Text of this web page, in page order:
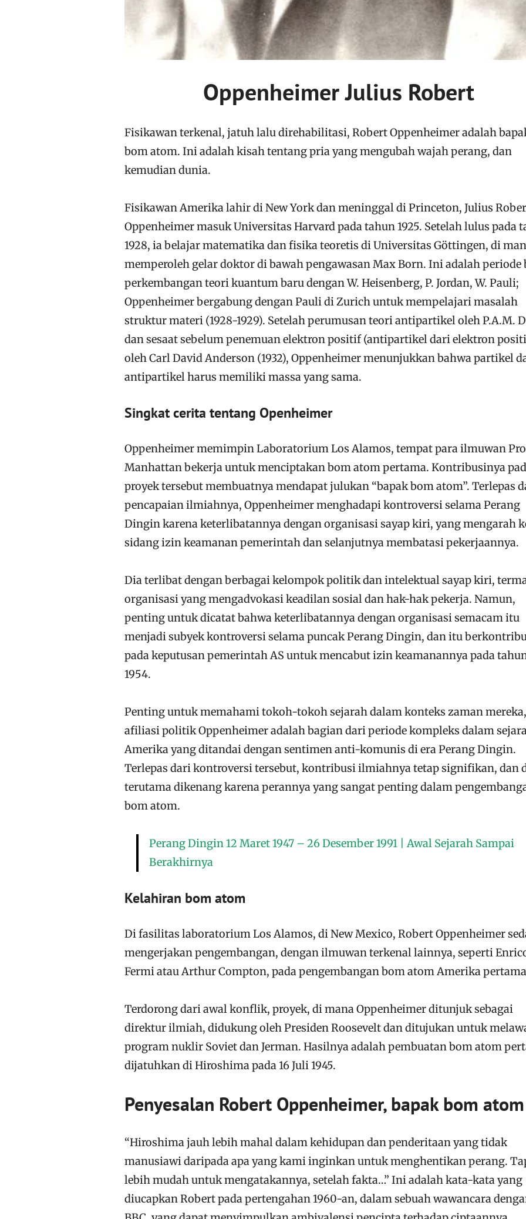
Oppenheimer Julius Robert
Fisikawan terkenal, jatuh lalu direhabilitasi, Robert Oppenheimer adalah
bom atom. Ini adalah kisah tentang pria yang mengubah wajah perang, dan
kemudian dunia.
Fisikawan Amerika lahir di New York dan meninggal di Princeton, Julius
Oppenheimer masuk Universitas Harvard pada tahun 1925. Setelah lulus pada
1928, ia belajar matematika dan fisika teoretis di Universitas Göttingen, di
memperoleh gelar doktor di bawah pengawasan Max Born. Ini adalah periode
perkembangan teori kuantum baru dengan W. Heisenberg, P. Jordan, W. Pauli;
Oppenheimer bergabung dengan Pauli di Zurich untuk mempelajari masalah
struktur materi (1928-1929). Setelah perumusan teori antipartikel oleh P.A.M.
dan sesaat sebelum penemuan elektron positif (antipartikel dari elektron
oleh Carl David Anderson (1932), Oppenheimer menunjukkan bahwa partikel
antipartikel harus memiliki massa yang sama.
Singkat cerita tentang Openheimer
Oppenheimer memimpin Laboratorium Los Alamos, tempat para ilmuwan
Manhattan bekerja untuk menciptakan bom atom pertama. Kontribusinya
proyek tersebut membuatnya mendapat julukan “bapak bom atom”. Terlepas
pencapaian ilmiahnya, Oppenheimer menghadapi kontroversi selama Perang
Dingin karena keterlibatannya dengan organisasi sayap kiri, yang mengarah
sidang izin keamanan pemerintah dan selanjutnya membatasi pekerjaannya.
Dia terlibat dengan berbagai kelompok politik dan intelektual sayap kiri,
organisasi yang mengadvokasi keadilan sosial dan hak-hak pekerja. Namun,
penting untuk dicatat bahwa keterlibatannya dengan organisasi semacam itu
menjadi subyek kontroversi selama puncak Perang Dingin, dan itu
pada keputusan pemerintah AS untuk mencabut izin keamanannya pada
1954.
Penting untuk memahami tokoh-tokoh sejarah dalam konteks zaman
afiliasi politik Oppenheimer adalah bagian dari periode kompleks dalam
Amerika yang ditandai dengan sentimen anti-komunis di era Perang Dingin.
Terlepas dari kontroversi tersebut, kontribusi ilmiahnya tetap signifikan, dan
terutama dikenang karena perannya yang sangat penting dalam
bom atom.
Perang Dingin 12 Maret 1947 – 26 Desember 1991 | Awal Sejarah Sampai
Berakhirnya
Kelahiran bom atom
Di fasilitas laboratorium Los Alamos, di New Mexico, Robert Oppenheimer
mengerjakan pengembangan, dengan ilmuwan terkenal lainnya, seperti
Fermi atau Arthur Compton, pada pengembangan bom atom Amerika
Terdorong dari awal konflik, proyek, di mana Oppenheimer ditunjuk sebagai
direktur ilmiah, didukung oleh Presiden Roosevelt dan ditujukan untuk
program nuklir Soviet dan Jerman. Hasilnya adalah pembuatan bom atom
dijatuhkan di Hiroshima pada 16 Juli 1945.
Penyesalan Robert Oppenheimer, bapak bom atom
“Hiroshima jauh lebih mahal dalam kehidupan dan penderitaan yang tidak
manusiawi daripada apa yang kami inginkan untuk menghentikan perang.
lebih mudah untuk mengatakannya, setelah fakta…” Ini adalah kata-kata yang
diucapkan Robert pada pertengahan 1960-an, dalam sebuah wawancara